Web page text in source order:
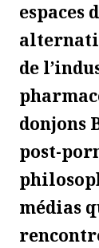
espaces
de
donjons
post-
médias